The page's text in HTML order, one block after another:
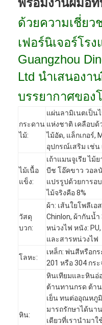
หน้าแรก
สินค้า
พร้อมงานฝีมือ
ด้วยความเชี่ย
เฟอร์นิเจอร์โร
Guangzhou
Ltd นำเสนองา
บรรยากาศขอ
กระดาน
ไม้:
แผ่นลามิเนตเป็น
แห่งชาติ เคลือบด้
ไม้อัด, แล็กเกอร์,
อุปกรณ์เสริม เช่น
ไม้เนื้อ
แข็ง:
เถ้าแมนจูเรีย ไม้
บีช โอ๊คขาว วอล
แปรรูปด้วยการอ
ไม้จริงคือ 8%
วัสดุ
บวก:
ผ้า: เส้นใยโพลีเอ
Chinlon, ผ้ากันน้
หน่วงไฟ หนัง:
และสารหน่วงไฟ
โลหะ:
เหล็ก: พ่นสีหรือก
201 หรือ 304 กร
หิน:
หินเทียมและหินอ่
ต้านทานกรด ต้า
เย็น ทนต่ออุณหภู
มารถรักษาได้นา
เดียวที่เรานำมา